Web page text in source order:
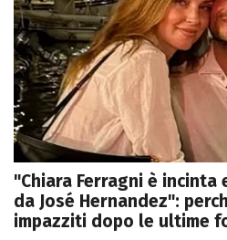
"Chiara Ferragni è
da José Hernandez":
impazziti dopo le ultime